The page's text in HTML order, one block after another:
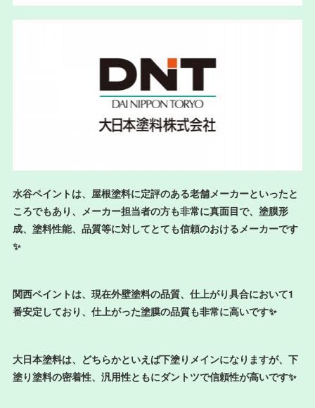
水谷ペイントは、屋根塗料に定評のある老舗メーカーといったと
ころでもあり、メーカー担当者の方も非常に真面目で、塗膜形
成、塗料性能、品質等に対してとても信頼のおけるメーカーです
✨
関西ペイントは、現在外壁塗料の品質、仕上がり具合において1
番安定しており、仕上がった塗膜の品質も非常に高いです✨
大日本塗料は、どちらかといえば下塗りメインになりますが、下
塗り塗料の密着性、汎用性ともにダントツで信頼性が高いです✨